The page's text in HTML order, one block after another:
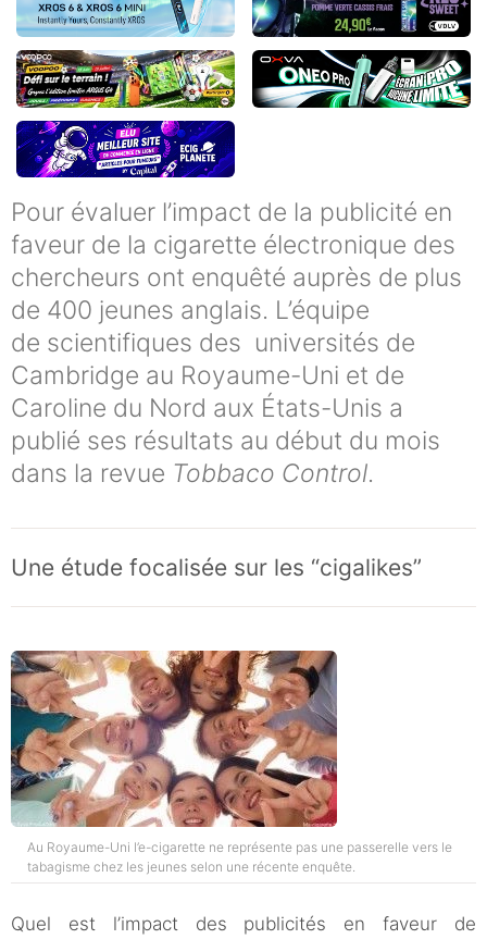
Pour évaluer l’impact de la publicité en
faveur de la cigarette électronique des
chercheurs ont enquêté auprès de plus
de 400 jeunes anglais. L’équipe
de scientifiques des universités de
Cambridge au Royaume-Uni et de
Caroline du Nord aux États-Unis a
publié ses résultats au début du mois
dans la revue Tobbaco Control.
Une étude focalisée sur les “cigalikes”
Au Royaume-Uni l’e-cigarette ne représente pas une passerelle vers le
tabagisme chez les jeunes selon une récente enquête.
Quel est l’impact des publicités en faveur de